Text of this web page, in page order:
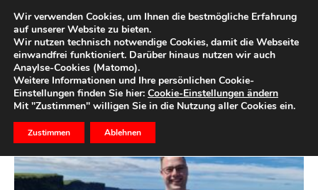
Start Schlagworte Dublin
Schlagwort: dublin
Wir verwenden Cookies, um Ihnen die bestmögliche Erfahrung
auf unserer Website zu bieten.
Wir nutzen technisch notwendige Cookies, damit die Webseite
einwandfrei funktioniert. Darüber hinaus nutzen wir auch
Anaylse-Cookies (Matomo).
Weitere Informationen und Ihre persönlichen Cookie-
Einstellungen finden Sie hier: Cookie-Einstellungen ändern
Mit "Zustimmen" willigen Sie in die Nutzung aller Cookies ein.
Zustimmen Ablehnen